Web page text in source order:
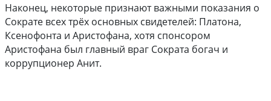
Наконец, некоторые признают важными показания о
Сократе всех трёх основных свидетелей: Платона,
Ксенофонта и Аристофана, хотя спонсором
Аристофана был главный враг Сократа богач и
коррупционер Анит.